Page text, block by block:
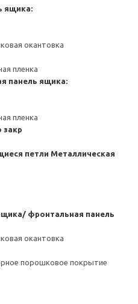
ящика:
окантовка
пленка
панель ящика:
пленка
закр
петли Металлическая
фронтальная панель
окантовка
порошковое покрытие